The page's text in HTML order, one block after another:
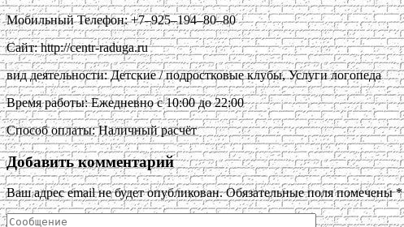
Мобильный Телефон: +7‒925‒194‒80‒80
Сайт: http://centr-raduga.ru
вид деятельности: Детские / подростковые клубы, Услуги логопеда
Время работы: Ежедневно с 10:00 до 22:00
Способ оплаты: Наличный расчёт
Добавить комментарий
Ваш адрес email не будет опубликован. Обязательные поля помечены*